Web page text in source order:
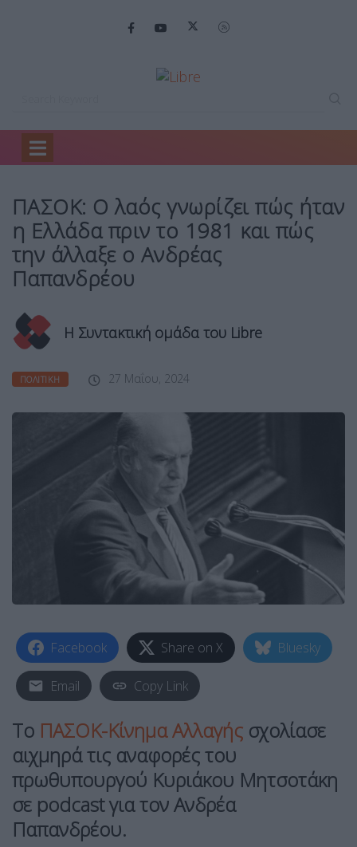
Home
ΠΑΣΟΚ: Ο λαός γνωρίζει πώς ήταν
η Ελλάδα πριν το 1981 και πώς
την άλλαξε ο Ανδρέας
Παπανδρέου
Η Συντακτική ομάδα του Libre
ΠΟΛΙΤΙΚΉ 27 Μαΐου, 2024
Facebook Share on X Bluesky
Email Copy Link
Το ΠΑΣΟΚ-Κίνημα Αλλαγής σχολίασε
αιχμηρά τις αναφορές του
πρωθυπουργού Κυριάκου Μητσοτάκη
σε podcast για τον Ανδρέα
Παπανδρέου.